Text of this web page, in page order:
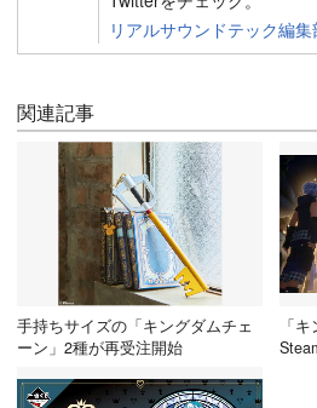
リアルサウンドテック編
関連記事
手持ちサイズの「キングダムチェ
ーン」2種が再受注開始
「